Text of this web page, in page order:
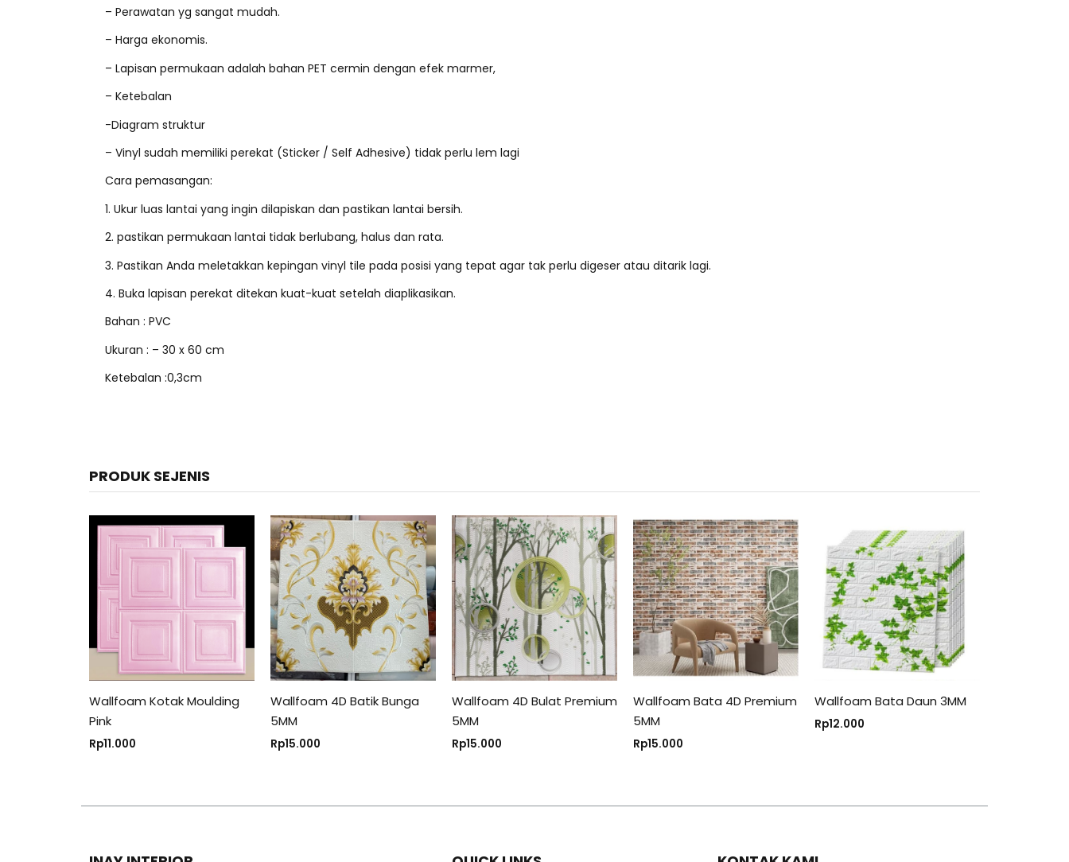
– Perawatan yg sangat mudah.
– Harga ekonomis.
– Lapisan permukaan adalah bahan PET cermin dengan efek marmer,
– Ketebalan
-Diagram struktur
– Vinyl sudah memiliki perekat (Sticker / Self Adhesive) tidak perlu lem lagi
Cara pemasangan:
1. Ukur luas lantai yang ingin dilapiskan dan pastikan lantai bersih.
2. pastikan permukaan lantai tidak berlubang, halus dan rata.
3. Pastikan Anda meletakkan kepingan vinyl tile pada posisi yang tepat agar tak perlu digeser atau ditarik lagi.
4. Buka lapisan perekat ditekan kuat-kuat setelah diaplikasikan.
Bahan : PVC
Ukuran : – 30 x 60 cm
Ketebalan :0,3cm
PRODUK SEJENIS
Wallfoam Kotak Moulding
Pink
Rp11.000
Wallfoam 4D Batik Bunga
5MM
Rp15.000
Wallfoam 4D Bulat Premium
5MM
Rp15.000
Wallfoam Bata 4D Premium
5MM
Rp15.000
Wallfoam Bata Daun 3MM
Rp12.000